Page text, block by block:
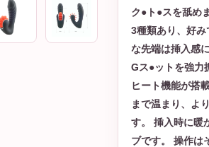
ク●ト●スを舐め
3種類あり、好
な先端は挿入感
Gス●ットを強力
ヒート機能が搭
まで温まり、よ
す。 挿入時に暖
ブです。 操作は